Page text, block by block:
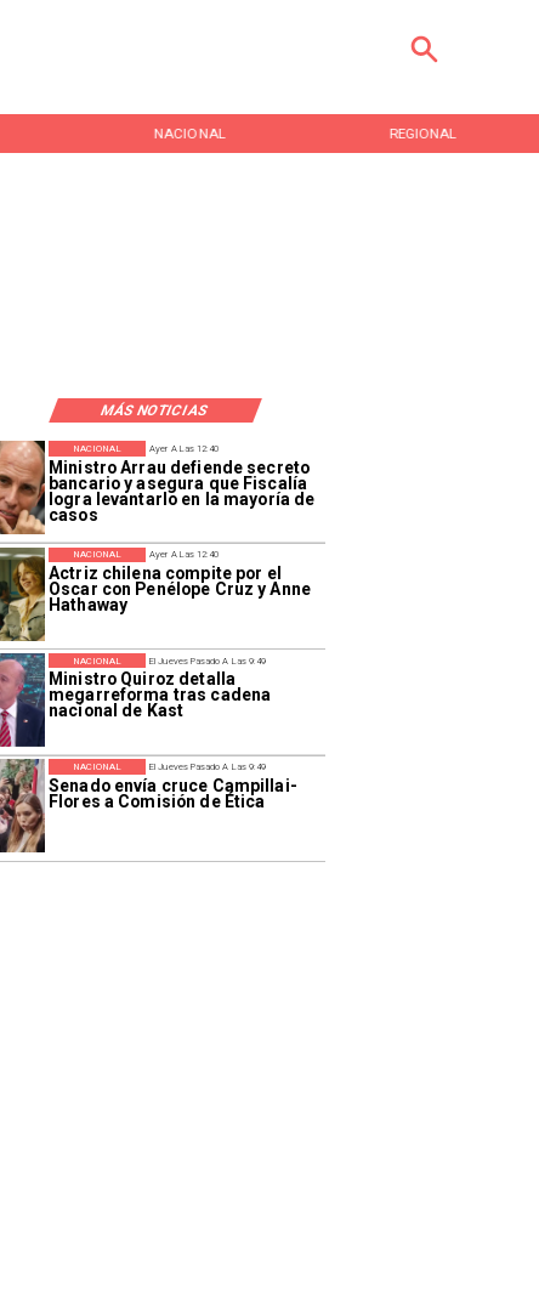
NACIONAL REGIONAL
MÁS NOTICIAS
Ayer A Las 12:40
Ministro Arrau defiende secreto
bancario y asegura que Fiscalía
logra levantarlo en la mayoría de
casos
NACIONAL
Ayer A Las 12:40
Actriz chilena compite por el
Oscar con Penélope Cruz y Anne
Hathaway
NACIONAL
El Jueves Pasado A Las 9:49
Ministro Quiroz detalla
megarreforma tras cadena
nacional de Kast
NACIONAL
El Jueves Pasado A Las 9:49
Senado envía cruce Campillai-
Flores a Comisión de Ética
NACIONAL